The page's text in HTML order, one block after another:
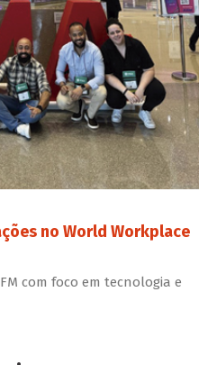
no World Workplace
com foco em tecnologia e